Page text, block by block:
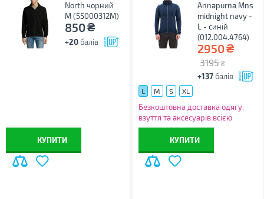
North чорний
M (55000312M)
850₴
+20 балів
КУПИТИ
Annapurna Mns
midnight navy -
L - синій
(012.004.4764)
2950₴
3195 ₴
+137 балів
L M S XL
Безкоштовна доставка одягу,
взуття та аксесуарів всією
Україною!
КУПИТИ